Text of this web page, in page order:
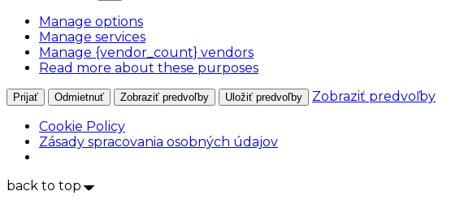
Manage options
Manage services
Manage {vendor_count} vendors
Read more about these purposes
Prijať Odmietnuť Zobraziť predvoľby Uložiť predvoľby
Zobraziť predvoľby
Cookie Policy
Zásady spracovania osobných údajov
back to top